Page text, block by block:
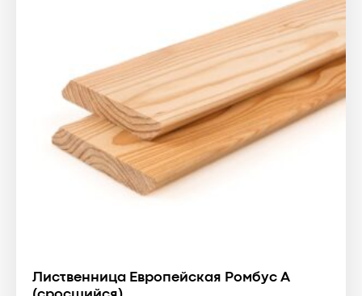
Лиственница Европейская Ромбус А